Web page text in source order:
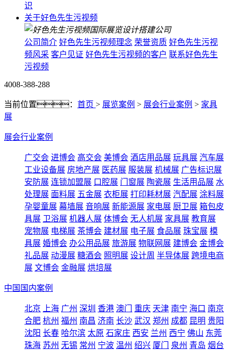
识
关于好色先生污视频
公司简介 好色先生污视频理念 荣誉资质 好色先生污视
频风采 客户见证 好色先生污视频的客户 联系好色先生
污视频
4008-388-288
当前位置： 首页 > 展览案例 > 展会行业案例 > 家具
展
展会行业案例
广交会 进博会 高交会 美博会 酒店用品展 玩具展 汽车展
工业设备展 房地产展 医药展 服装展 机械展 广告标识展
安防展 连锁加盟展 口腔展 门窗展 陶瓷展 生活用品展 水
处理展 面料展 五金展 衣柜展 打印耗材展 汽配展 涂料展
孕婴童展 幕墙展 音响展 新能源展 家电展 厨卫展 箱包皮
具展 卫浴展 机器人展 体博会 无人机展 家具展 教育展
宠物展 电梯展 茶博会 建材展 电子展 食品展 珠宝展 模
具展 婚博会 办公用品展 旅游展 物联网展 建博会 金博会
礼品展 动漫展 糖酒会 照明展 设计周 半导体展 跨境电商
展 文博会 金融展 烘培展
中国国内案例
北京 上海 广州 深圳 香港 澳门 重庆 天津 南宁 海口 南京
合肥 杭州 福州 南昌 济南 长沙 武汉 郑州 成都 昆明 贵阳
沈阳 长春 哈尔滨 太原 石家庄 西安 兰州 西宁 佛山 东莞
珠海 苏州 无锡 常州 宁波 温州 绍兴 厦门 泉州 青岛 烟台